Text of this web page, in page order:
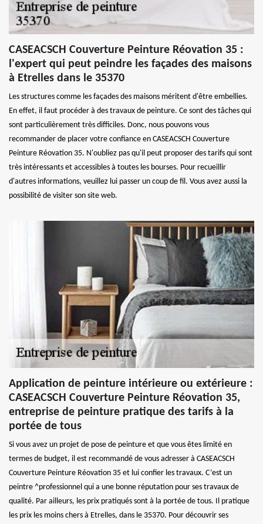
CASEACSCH Couverture Peinture Réovation 35 :
l'expert qui peut peindre les façades des maisons
à Etrelles dans le 35370
Les structures comme les façades des maisons méritent d'être embellies.
En effet, il faut procéder à des travaux de peinture. Ce sont des tâches qui
sont particulièrement très difficiles. Donc, nous pouvons vous
recommander de placer votre confiance en CASEACSCH Couverture
Peinture Réovation 35. N'oubliez pas qu'il peut proposer des tarifs qui sont
très intéressants et accessibles à toutes les bourses. Pour recueillir
d'autres informations, veuillez lui passer un coup de fil. Vous avez aussi la
possibilité de visiter son site web.
Application de peinture intérieure ou extérieure :
CASEACSCH Couverture Peinture Réovation 35,
entreprise de peinture pratique des tarifs à la
portée de tous
Si vous avez un projet de pose de peinture et que vous êtes limité en
termes de budget, il est recommandé de vous adresser à CASEACSCH
Couverture Peinture Réovation 35 et lui confier les travaux. C’est un
peintre ^professionnel qui a une bonne réputation pour ses travaux de
qualité. Par ailleurs, les prix pratiqués sont à la portée de tous. Il pratique
les prix les moins chers à Etrelles, dans le 35370. Pour découvrir ses